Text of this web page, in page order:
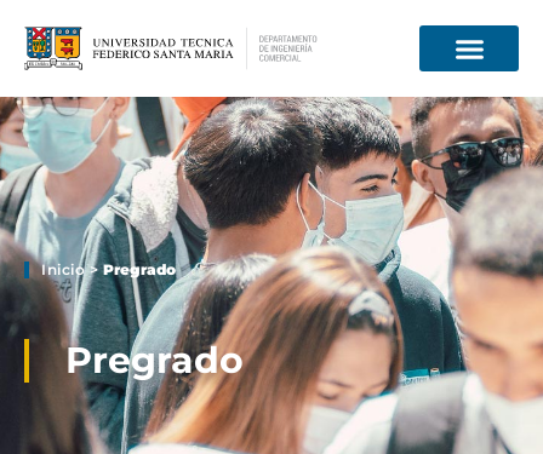
Información para
Inicio>Pregrado
Pregrado